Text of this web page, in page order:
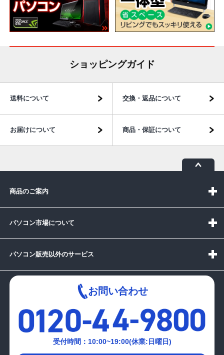
ショッピングガイド
送料について 交換・返品について
お届けについて 商品・保証について
商品のご案内
パソコン市場について
パソコン販売以外のサービス
お問い合わせ
受付時間：10:00~19:00(休業:日曜日)